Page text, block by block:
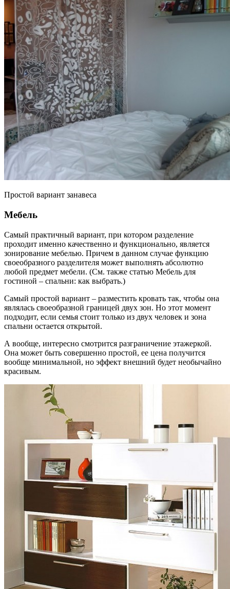
Простой вариант занавеса
Мебель
Самый практичный вариант, при котором разделение
проходит именно качественно и функционально, является
зонирование мебелью. Причем в данном случае функцию
своеобразного разделителя может выполнять абсолютно
любой предмет мебели. (См. также статью Мебель для
гостиной – спальни: как выбрать.)
Самый простой вариант – разместить кровать так, чтобы она
являлась своеобразной границей двух зон. Но этот момент
подходит, если семья стоит только из двух человек и зона
спальни остается открытой.
А вообще, интересно смотрится разграничение этажеркой.
Она может быть совершенно простой, ее цена получится
вообще минимальной, но эффект внешний будет необычайно
красивым.